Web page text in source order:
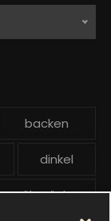
backen
dinkel
Frühstück